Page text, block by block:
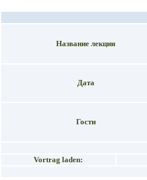
Название лекции
Дата
Гости
Vortrag laden: